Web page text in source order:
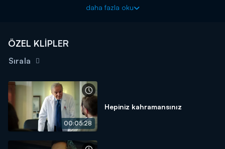
daha fazla oku
ÖZEL KLİPLER
Sırala
00:05:28
Hepiniz kahramansınız